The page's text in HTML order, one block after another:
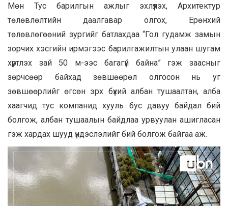
Мөн Тус барилгын ажлыг эхлүүлэх, Архитектур
төлөвлөлтийн даалгавар олгох, Ерөнхий
төлөвлөгөөний зургийг батлахдаа “Гол гудамж замын
зорчих хэсгийн ирмэгээс барилгажилтын улаан шугам
хүртлэх зай 50 м-ээс багагүй байна” гэж заасныг
зөрчсөөр байхад зөвшөөрөл олгосон нь уг
зөвшөөрлийг өгсөн эрх бүхий албан тушаалтан, алба
хаагчид тус компанид хууль бус давуу байдал бий
болгож, албан тушаалын байдлаа урвуулан ашигласан
гэж хардах шууд үндэслэлийг бий болгож байгаа аж.